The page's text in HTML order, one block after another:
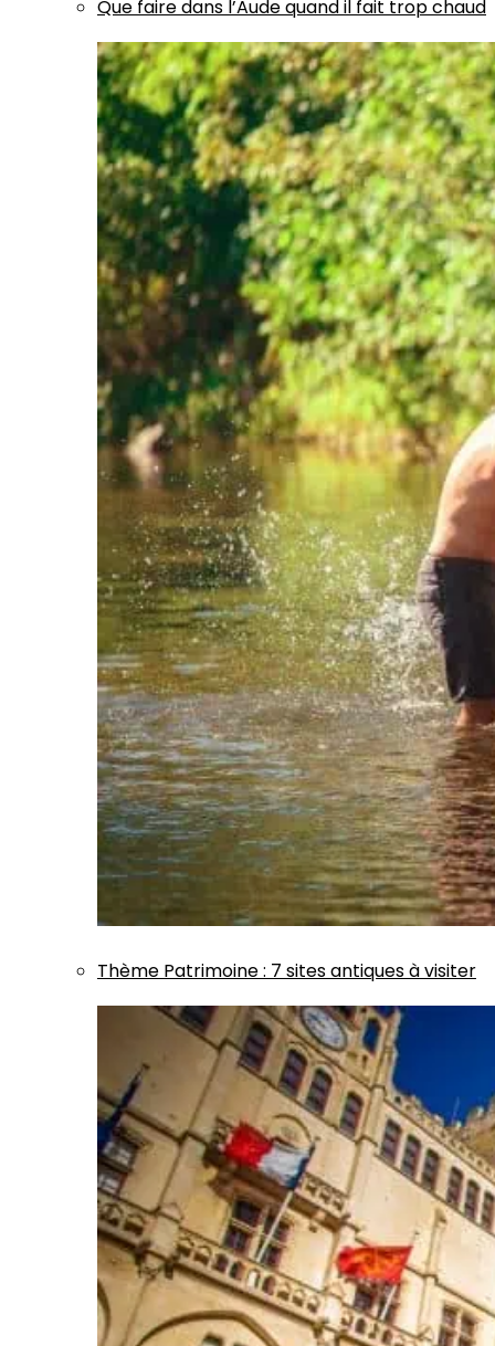
Que faire dans l’Aude quand il fait trop chaud
Thème Patrimoine: 7 sites antiques à visiter